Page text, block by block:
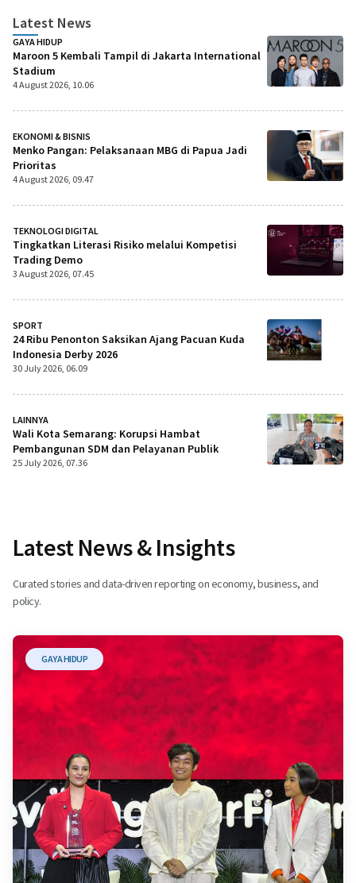
Latest News
GAYA HIDUP
Maroon 5 Kembali Tampil di Jakarta International
Stadium
4 August 2026, 10.06
EKONOMI & BISNIS
Menko Pangan: Pelaksanaan MBG di Papua Jadi
Prioritas
4 August 2026, 09.47
TEKNOLOGI DIGITAL
Tingkatkan Literasi Risiko melalui Kompetisi
Trading Demo
3 August 2026, 07.45
SPORT
24 Ribu Penonton Saksikan Ajang Pacuan Kuda
Indonesia Derby 2026
30 July 2026, 06.09
LAINNYA
Wali Kota Semarang: Korupsi Hambat
Pembangunan SDM dan Pelayanan Publik
25 July 2026, 07.36
Latest News & Insights
Curated stories and data-driven reporting on economy, business, and
policy.
GAYA HIDUP